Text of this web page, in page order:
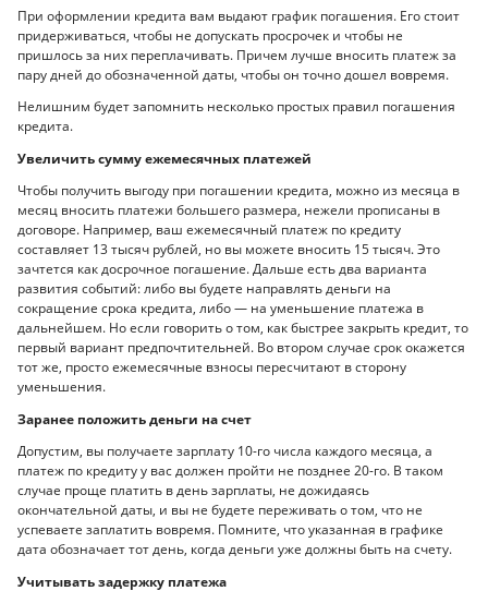
При оформлении кредита вам выдают график погашения. Его стоит
придерживаться, чтобы не допускать просрочек и чтобы не
пришлось за них переплачивать. Причем лучше вносить платеж за
пару дней до обозначенной даты, чтобы он точно дошел вовремя.
Нелишним будет запомнить несколько простых правил погашения
кредита.
Увеличить сумму ежемесячных платежей
Чтобы получить выгоду при погашении кредита, можно из месяца в
месяц вносить платежи большего размера, нежели прописаны в
договоре. Например, ваш ежемесячный платеж по кредиту
составляет 13 тысяч рублей, но вы можете вносить 15 тысяч. Это
зачтется как досрочное погашение. Дальше есть два варианта
развития событий: либо вы будете направлять деньги на
сокращение срока кредита, либо — на уменьшение платежа в
дальнейшем. Но если говорить о том, как быстрее закрыть кредит, то
первый вариант предпочтительней. Во втором случае срок окажется
тот же, просто ежемесячные взносы пересчитают в сторону
уменьшения.
Заранее положить деньги на счет
Допустим, вы получаете зарплату 10-го числа каждого месяца, а
платеж по кредиту у вас должен пройти не позднее 20-го. В таком
случае проще платить в день зарплаты, не дожидаясь
окончательной даты, и вы не будете переживать о том, что не
успеваете заплатить вовремя. Помните, что указанная в графике
дата обозначает тот день, когда деньги уже должны быть на счету.
Учитывать задержку платежа